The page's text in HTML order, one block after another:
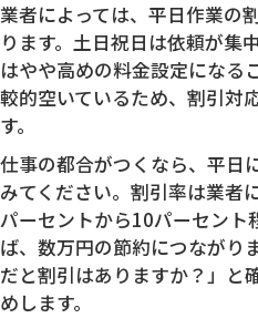
業者によっては、平日作業の
ります。土日祝日は依頼が集
はやや高めの料金設定になる
較的空いているため、割引対
す。
仕事の都合がつくなら、平日
みてください。割引率は業者
パーセントから10パーセント
ば、数万円の節約につながり
だと割引はありますか？」と
めします。